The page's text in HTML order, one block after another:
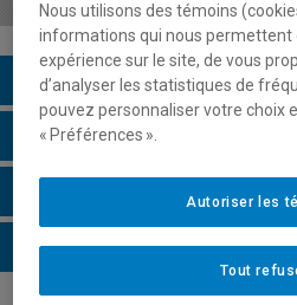
Description du cours
Horaire - Été 2026
Horaire - Automne 2026
Horaire - Hiver 2027
Nous utilisons des témoins
informations qui nous permettent
expérience sur le site, de vous
d’analyser les statistiques de
pouvez personnaliser votre choix
« Préférences ».
Tout
Autoriser les